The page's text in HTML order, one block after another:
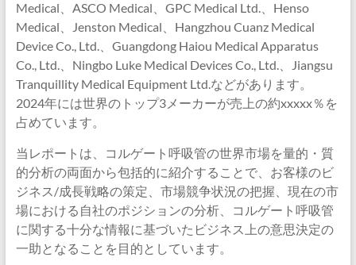
Medical、ASCO Medical、GPC Medical Ltd.、Henso
Medical、Jenston Medical、Hangzhou Cuanz Medical
Device Co., Ltd.、Guangdong Haiou Medical Apparatus
Co., Ltd.、Ningbo Luke Medical Devices Co., Ltd.、Jiangsu
Tranquillity Medical Equipment Ltd.などがあります。
2024年には世界のトップ3メーカーが売上の約xxxxx％を
占めています。
当レポートは、コルゲート呼吸管の世界市場を量的・質
的分析の両面から包括的に紹介することで、お客様のビ
ジネス/成長戦略の策定、市場競争状況の把握、現在の市
場における自社のポジションの分析、コルゲート呼吸管
に関する十分な情報に基づいたビジネス上の意思決定の
一助となることを目的としています。